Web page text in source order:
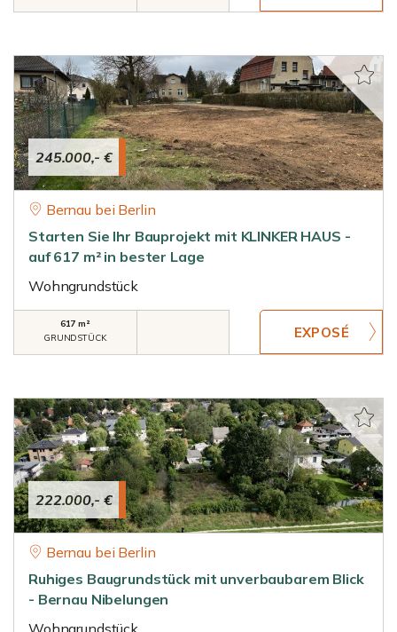
245.000,- €
Bernau bei Berlin
Starten Sie Ihr Bauprojekt mit KLINKER HAUS -
auf 617 m² in bester Lage
Wohngrundstück
617 m²
GRUNDSTÜCK
222.000,- €
Bernau bei Berlin
Ruhiges Baugrundstück mit unverbaubarem Blick
- Bernau Nibelungen
Wohngrundstück